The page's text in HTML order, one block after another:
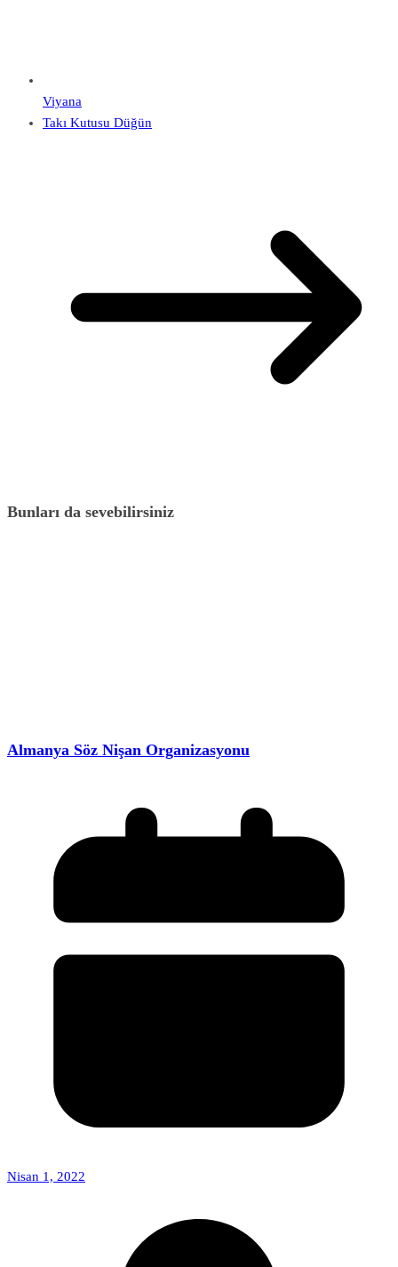
Viyana
Takı Kutusu Düğün
Bunları da sevebilirsiniz
Almanya Söz Nişan Organizasyonu
Nisan 1, 2022